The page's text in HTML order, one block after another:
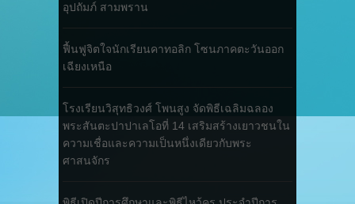
อุปถัมภ์ สามพราน
ฟื้นฟูจิตใจนักเรียนคาทอลิก โซนภาคตะวันออก
เฉียงเหนือ
โรงเรียนวิสุทธิวงศ์ โพนสูง จัดพิธีเฉลิมฉลอง
พระสันตะปาปาเลโอที่ 14 เสริมสร้างเยาวชนใน
ความเชื่อและความเป็นหนึ่งเดียวกับพระ
ศาสนจักร